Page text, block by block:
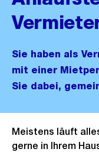
Sie haben als
mit einer
Sie dabei,
Meistens läuft
gerne in Ihrem